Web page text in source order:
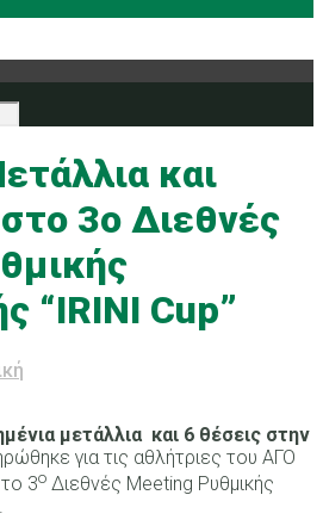
και
στο 3ο Διεθνές
“IRINI Cup”
μετάλλια και 6 θέσεις στην
για τις αθλήτριες του ΑΓΟ
3ο Διεθνές Meeting Ρυθμικής